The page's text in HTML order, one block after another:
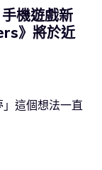
機遊戲新
》將於近
這個想法一直